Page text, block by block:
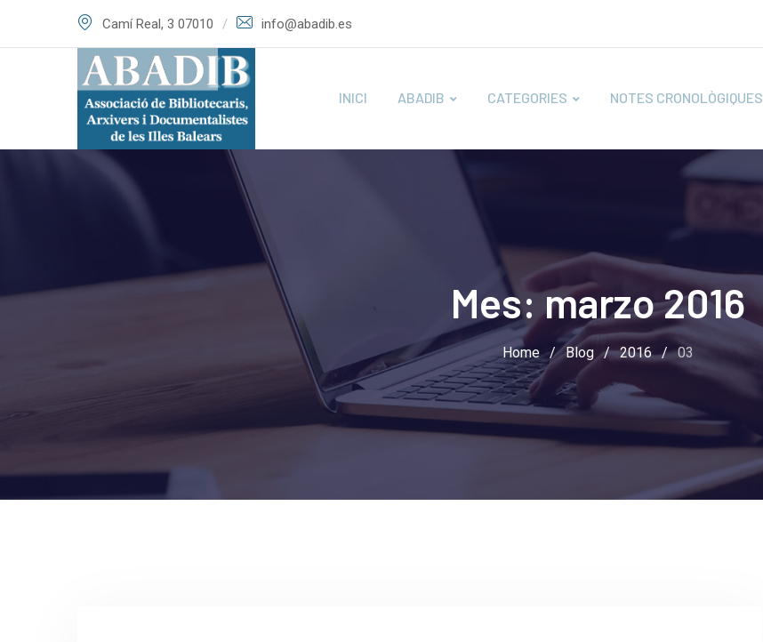
Camí Real, 3 07010 info@abadib.es
INICI ABADIB CATEGORIES NOTES CRONOLÒGIQUES
Mes:marzo 2016
Home / Blog / 2016 / 03